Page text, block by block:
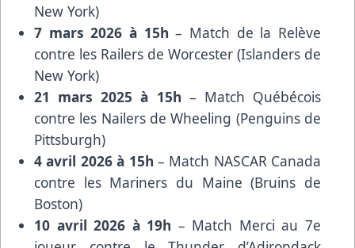
New York)
7 mars 2026 à 15h – Match de la Relève
contre les Railers de Worcester (Islanders de
New York)
21 mars 2025 à 15h – Match Québécois
contre les Nailers de Wheeling (Penguins de
Pittsburgh)
4 avril 2026 à 15h – Match NASCAR Canada
contre les Mariners du Maine (Bruins de
Boston)
10 avril 2026 à 19h – Match Merci au 7e